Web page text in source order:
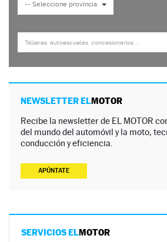
NEWSLETTER ELMOTOR
Recibe la newsletter de EL MOTOR
del mundo del automóvil y la moto,
conducción y eficiencia.
APÚNTATE
SERVICIOS ELMOTOR